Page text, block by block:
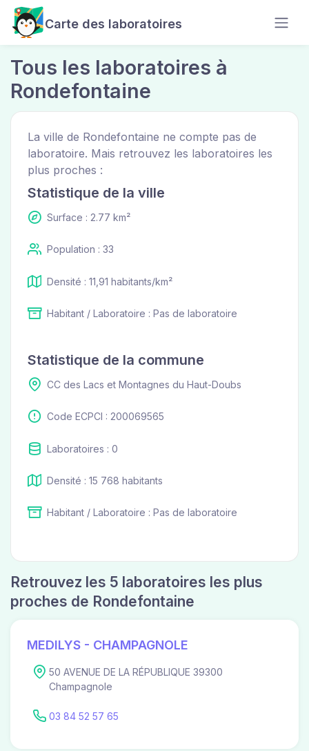
Carte des laboratoires
Tous les laboratoires à
Rondefontaine
La ville de Rondefontaine ne compte pas de
laboratoire. Mais retrouvez les laboratoires les
plus proches :
Statistique de la ville
Surface : 2.77 km²
Population : 33
Densité : 11,91 habitants/km²
Habitant / Laboratoire : Pas de laboratoire
Statistique de la commune
CC des Lacs et Montagnes du Haut-Doubs
Code ECPCI : 200069565
Laboratoires : 0
Densité : 15 768 habitants
Habitant / Laboratoire : Pas de laboratoire
Retrouvez les 5 laboratoires les plus
proches de Rondefontaine
MEDILYS - CHAMPAGNOLE
50 AVENUE DE LA RÉPUBLIQUE 39300
Champagnole
03 84 52 57 65